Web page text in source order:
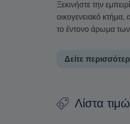
Ξεκινήστε την
οικογενειακό κτήμα,
το έντονο άρωμα των
Δείτε
οπωρώνα στο
Λίστα